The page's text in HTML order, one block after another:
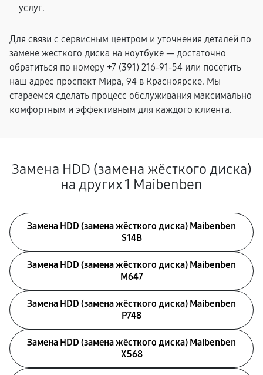
услуг.
Для связи с сервисным центром и уточнения деталей по
замене жесткого диска на ноутбуке — достаточно
обратиться по номеру +7 (391) 216-91-54 или посетить
наш адрес проспект Мира, 94 в Красноярске. Мы
стараемся сделать процесс обслуживания максимально
комфортным и эффективным для каждого клиента.
Замена HDD (замена жёсткого диска)
на других 1 Maibenben
Замена HDD (замена жёсткого диска) Maibenben
S14B
Замена HDD (замена жёсткого диска) Maibenben
M647
Замена HDD (замена жёсткого диска) Maibenben
P748
Замена HDD (замена жёсткого диска) Maibenben
X568